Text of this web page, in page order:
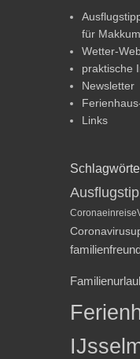
für
Wetter-
praktische
Newsletter
Links